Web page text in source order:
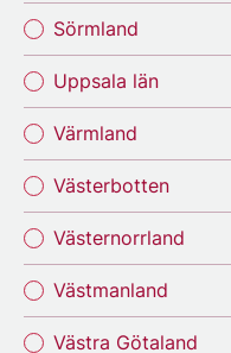
Sörmland
Uppsala län
Värmland
Västerbotten
Västernorrland
Västmanland
Västra Götaland